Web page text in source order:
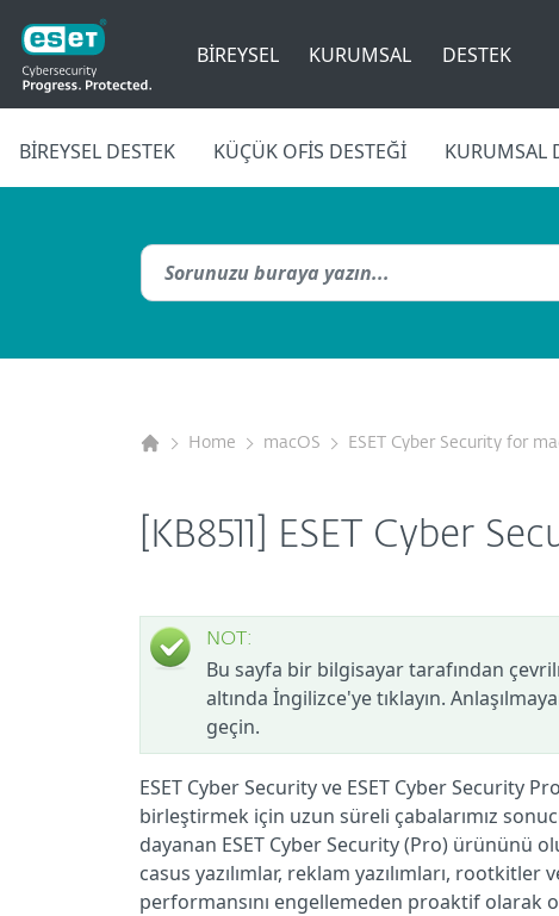
BIREYSEL KURUMSAL DESTEK
BIREYSEL DESTEK KÜÇÜK OFIS DESTEĞI KURUMSAL
Home macOS ESET Cyber Security for
[KB8511] ESET Cyber
NOT:
Bu sayfa bir bilgisayar tarafından
altında İngilizce'ye tıklayın.
geçin.
ESET Cyber Security ve ESET Cyber Security
birleştirmek için uzun süreli çabalarımız
dayanan ESET Cyber Security (Pro) ürününü
casus yazılımlar, reklam yazılımları, rootkitler
performansını engellemeden proaktif olarak